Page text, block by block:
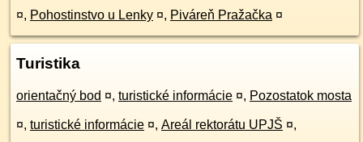
¤, Pohostinstvo u Lenky ¤, Piváreň Pražačka ¤
Turistika
orientačný bod ¤, turistické informácie ¤, Pozostatok mosta
¤, turistické informácie ¤, Areál rektorátu UPJŠ ¤,